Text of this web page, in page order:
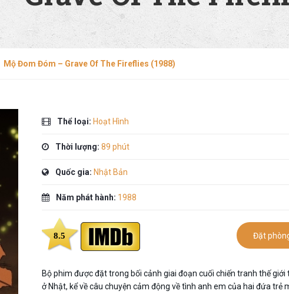
Mộ Đom Đóm – Grave Of The Fireflies (1988)
Thể loại: Hoạt Hình
Thời lượng: 89 phút
Quốc gia: Nhật Bản
Năm phát hành: 1988
8.5 Đặt
Bộ phim được đặt trong bối cảnh giai đoạn cuối chiến tranh thế giới
ở Nhật, kể về câu chuyện cảm động về tình anh em của hai đứa trẻ